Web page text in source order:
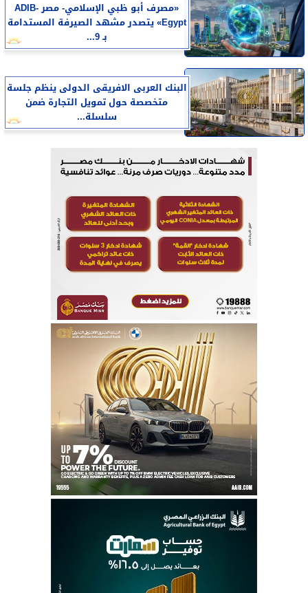
«مصرف أبو ظبي الإسلامي- مصر ADIB-
Egypt» يتصدر مشهد الصيرفة المستدامة
بـ 9...
البنك العربى الافريقى الدولى ينظم جلسة
متخصصة حول تمويل التجارة ضمن
سلسلة...